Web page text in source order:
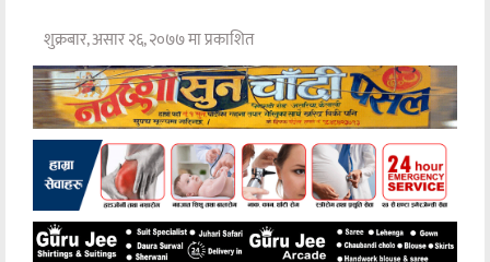
शुक्रबार, असार २६, २०७७ मा प्रकाशित